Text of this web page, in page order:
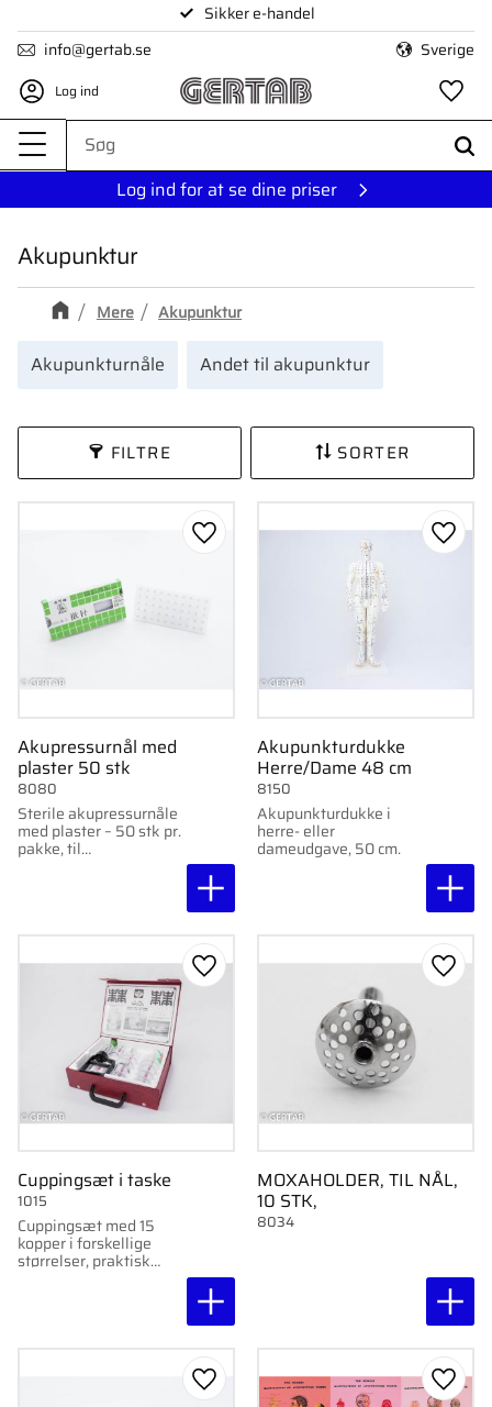
Menu
Sikker e-handel
info@gertab.se
Sverige
Log ind
Log ind for at se dine priser
Akupunktur
Mere Akupunktur
Akupunkturnåle Andet til akupunktur
FILTRE SORTER
Akupressurnål med
plaster 50 stk
Sterile akupressurnåle
med plaster – 50 stk pr.
pakke, til
punktbehandling.
8080
Gem som favorit
Akupunkturdukke
Herre/Dame 48 cm
Akupunkturdukke i
herre- eller
dameudgave, 50 cm.
8150
Gem
Cuppingsæt i taske
Cuppingsæt med 15
kopper i forskellige
størrelser, praktisk
1015
Gem som favorit
MOXAHOLDER, TIL NÅL,
10 STK,
8034
Gem
Gem som favorit Gem